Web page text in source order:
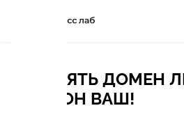
ПОТЕРЯТЬ ДОМЕН
ЕСЛИ ОН ВАШ!